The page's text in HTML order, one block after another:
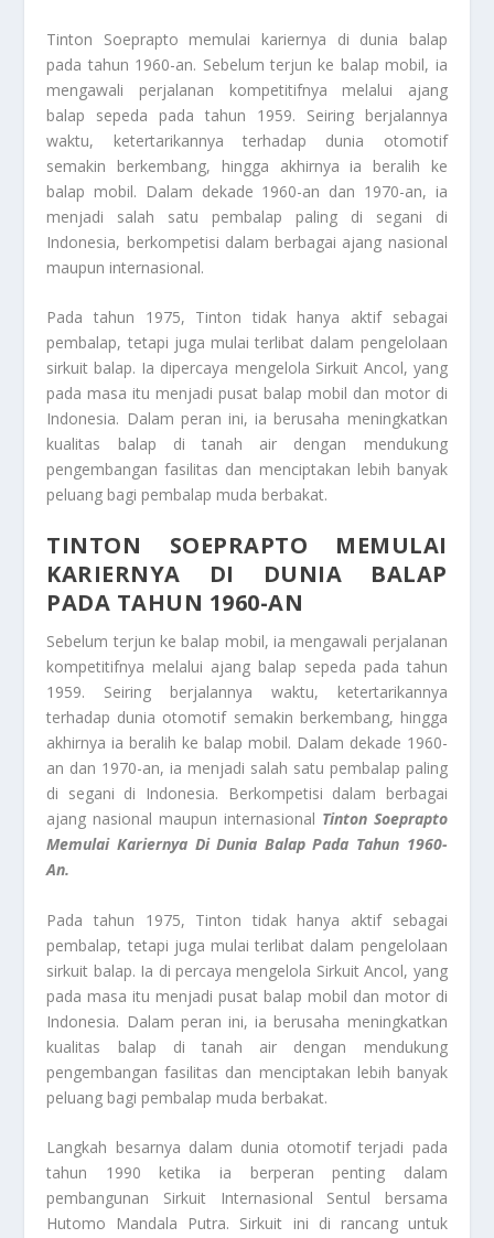
Tinton Soeprapto memulai kariernya di dunia balap
pada tahun 1960-an. Sebelum terjun ke balap mobil, ia
mengawali perjalanan kompetitifnya melalui ajang
balap sepeda pada tahun 1959. Seiring berjalannya
waktu, ketertarikannya terhadap dunia otomotif
semakin berkembang, hingga akhirnya ia beralih ke
balap mobil. Dalam dekade 1960-an dan 1970-an, ia
menjadi salah satu pembalap paling di segani di
Indonesia, berkompetisi dalam berbagai ajang nasional
maupun internasional.
Pada tahun 1975, Tinton tidak hanya aktif sebagai
pembalap, tetapi juga mulai terlibat dalam pengelolaan
sirkuit balap. Ia dipercaya mengelola Sirkuit Ancol, yang
pada masa itu menjadi pusat balap mobil dan motor di
Indonesia. Dalam peran ini, ia berusaha meningkatkan
kualitas balap di tanah air dengan mendukung
pengembangan fasilitas dan menciptakan lebih banyak
peluang bagi pembalap muda berbakat.
TINTON SOEPRAPTO MEMULAI
KARIERNYA DI DUNIA BALAP
PADA TAHUN 1960-AN
Sebelum terjun ke balap mobil, ia mengawali perjalanan
kompetitifnya melalui ajang balap sepeda pada tahun
1959. Seiring berjalannya waktu, ketertarikannya
terhadap dunia otomotif semakin berkembang, hingga
akhirnya ia beralih ke balap mobil. Dalam dekade 1960-
an dan 1970-an, ia menjadi salah satu pembalap paling
di segani di Indonesia. Berkompetisi dalam berbagai
ajang nasional maupun internasional Tinton Soeprapto
Memulai Kariernya Di Dunia Balap Pada Tahun 1960-
An.
Pada tahun 1975, Tinton tidak hanya aktif sebagai
pembalap, tetapi juga mulai terlibat dalam pengelolaan
sirkuit balap. Ia di percaya mengelola Sirkuit Ancol, yang
pada masa itu menjadi pusat balap mobil dan motor di
Indonesia. Dalam peran ini, ia berusaha meningkatkan
kualitas balap di tanah air dengan mendukung
pengembangan fasilitas dan menciptakan lebih banyak
peluang bagi pembalap muda berbakat.
Langkah besarnya dalam dunia otomotif terjadi pada
tahun 1990 ketika ia berperan penting dalam
pembangunan Sirkuit Internasional Sentul bersama
Hutomo Mandala Putra. Sirkuit ini di rancang untuk